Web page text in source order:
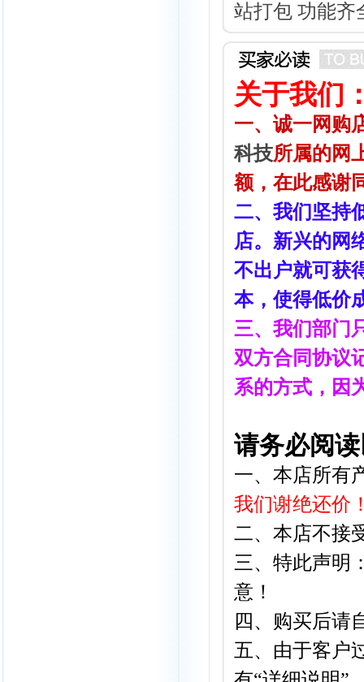
站打包 功能齐
关于我们
一、诚一网购
科技所属的网
额，在此感谢
二、我们坚持
店。新兴的网
不出户就可获
本，使得低价
三、我们部门
双方合同协议
系的方式，因
请务必阅
一、本店所有
我们谢绝还价
二、本店不接
三、特此声明
意！
四、 购买后请
五、 由于客户